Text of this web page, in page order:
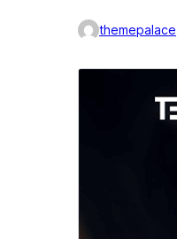
themepalace